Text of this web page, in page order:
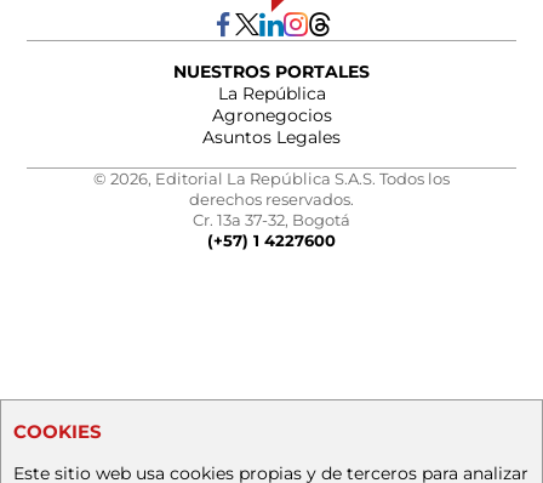
NUESTROS PORTALES
La República
Agronegocios
Asuntos Legales
© 2026, Editorial La República S.A.S. Todos los
derechos reservados.
Cr. 13a 37-32, Bogotá
(+57) 1 4227600
COOKIES
Este sitio web usa cookies propias y de terceros para analizar